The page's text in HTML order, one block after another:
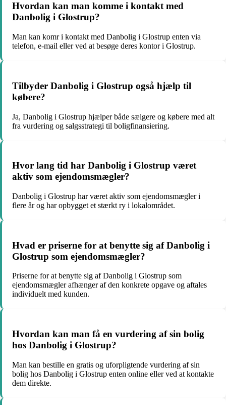
Hvordan kan man komme i kontakt med
Danbolig i Glostrup?
Man kan komr i kontakt med Danbolig i Glostrup enten via
telefon, e-mail eller ved at besøge deres kontor i Glostrup.
Tilbyder Danbolig i Glostrup også hjælp til
købere?
Ja, Danbolig i Glostrup hjælper både sælgere og købere med alt
fra vurdering og salgsstrategi til boligfinansiering.
Hvor lang tid har Danbolig i Glostrup været
aktiv som ejendomsmægler?
Danbolig i Glostrup har været aktiv som ejendomsmægler i
flere år og har opbygget et stærkt ry i lokalområdet.
Hvad er priserne for at benytte sig af Danbolig i
Glostrup som ejendomsmægler?
Priserne for at benytte sig af Danbolig i Glostrup som
ejendomsmægler afhænger af den konkrete opgave og aftales
individuelt med kunden.
Hvordan kan man få en vurdering af sin bolig
hos Danbolig i Glostrup?
Man kan bestille en gratis og uforpligtende vurdering af sin
bolig hos Danbolig i Glostrup enten online eller ved at kontakte
dem direkte.